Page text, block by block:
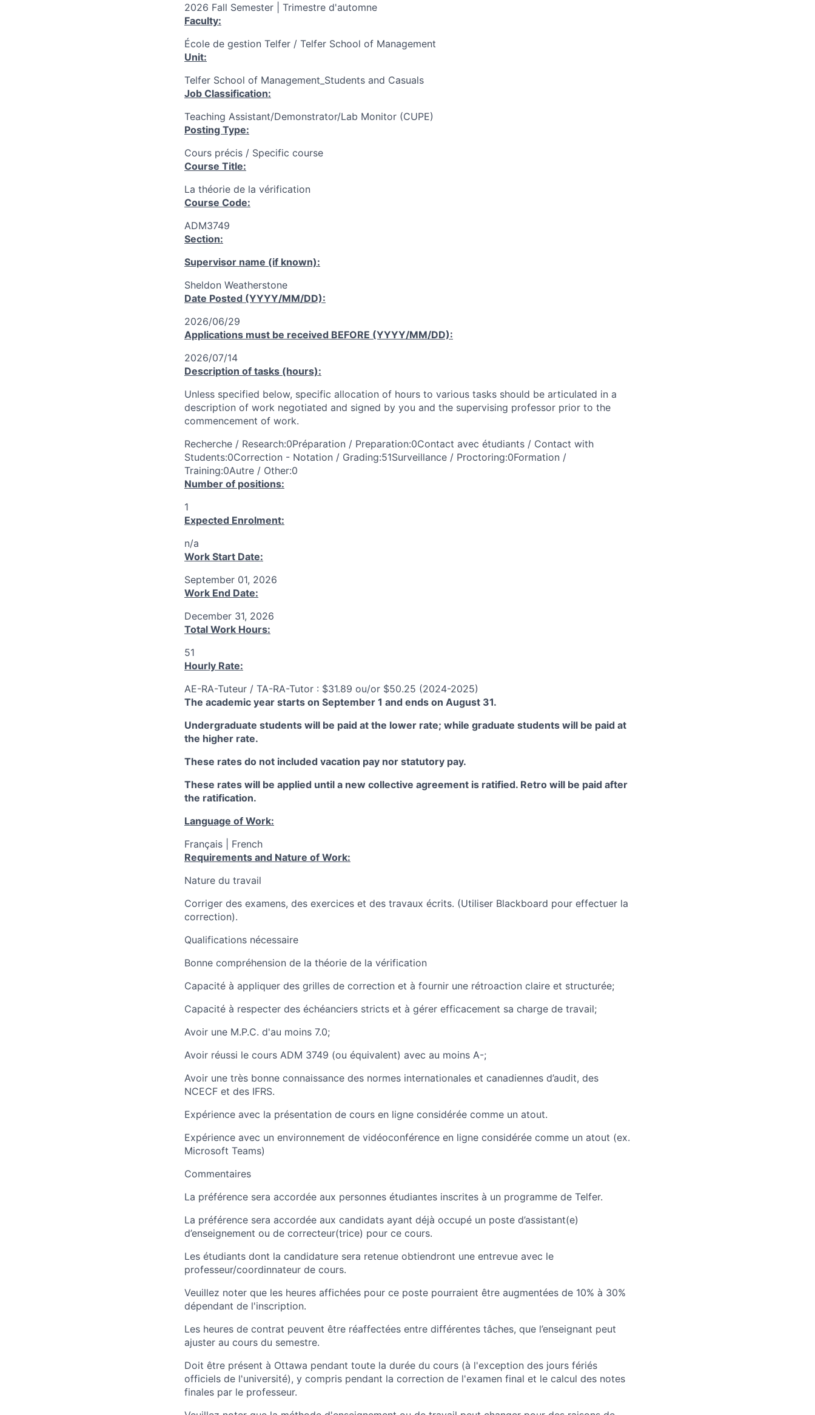
2026 Fall Semester | Trimestre d'automne
Faculty:
École de gestion Telfer / Telfer School of Management
Unit:
Telfer School of Management_Students and Casuals
Job Classification:
Teaching Assistant/Demonstrator/Lab Monitor (CUPE)
Posting Type:
Cours précis / Specific course
Course Title:
La théorie de la vérification
Course Code:
ADM3749
Section:
Supervisor name (if known):
Sheldon Weatherstone
Date Posted (YYYY/MM/DD):
2026/06/29
Applications must be received BEFORE (YYYY/MM/DD):
2026/07/14
Description of tasks (hours):
Unless specified below, specific allocation of hours to various tasks should be articulated in a
description of work negotiated and signed by you and the supervising professor prior to the
commencement of work.
Recherche / Research:0Préparation / Preparation:0Contact avec étudiants / Contact with
Students:0Correction - Notation / Grading:51Surveillance / Proctoring:0Formation /
Training:0Autre / Other:0
Number of positions:
1
Expected Enrolment:
n/a
Work Start Date:
September 01, 2026
Work End Date:
December 31, 2026
Total Work Hours:
51
Hourly Rate:
AE-RA-Tuteur / TA-RA-Tutor : $31.89 ou/or $50.25 (2024-2025)
The academic year starts on September 1 and ends on August 31.
Undergraduate students will be paid at the lower rate; while graduate students will be paid at
the higher rate.
These rates do not included vacation pay nor statutory pay.
These rates will be applied until a new collective agreement is ratified. Retro will be paid after
the ratification.
Language of Work:
Français | French
Requirements and Nature of Work:
Nature du travail
Corriger des examens, des exercices et des travaux écrits. (Utiliser Blackboard pour effectuer la
correction).
Qualifications nécessaire
Bonne compréhension de la théorie de la vérification
Capacité à appliquer des grilles de correction et à fournir une rétroaction claire et structurée;
Capacité à respecter des échéanciers stricts et à gérer efficacement sa charge de travail;
Avoir une M.P.C. d'au moins 7.0;
Avoir réussi le cours ADM 3749 (ou équivalent) avec au moins A-;
Avoir une très bonne connaissance des normes internationales et canadiennes d’audit, des
NCECF et des IFRS.
Expérience avec la présentation de cours en ligne considérée comme un atout.
Expérience avec un environnement de vidéoconférence en ligne considérée comme un atout (ex.
Microsoft Teams)
Commentaires
La préférence sera accordée aux personnes étudiantes inscrites à un programme de Telfer.
La préférence sera accordée aux candidats ayant déjà occupé un poste d’assistant(e)
d’enseignement ou de correcteur(trice) pour ce cours.
Les étudiants dont la candidature sera retenue obtiendront une entrevue avec le
professeur/coordinnateur de cours.
Veuillez noter que les heures affichées pour ce poste pourraient être augmentées de 10% à 30%
dépendant de l'inscription.
Les heures de contrat peuvent être réaffectées entre différentes tâches, que l’enseignant peut
ajuster au cours du semestre.
Doit être présent à Ottawa pendant toute la durée du cours (à l'exception des jours fériés
officiels de l'université), y compris pendant la correction de l'examen final et le calcul des notes
finales par le professeur.